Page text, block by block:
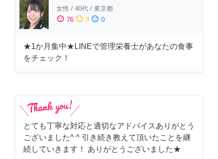
女性 / 40代 / 東京都
sentiment_satisfied 76 sentiment_neutral 3 sentiment_dissatisfied 0
★1か月集中★LINEで管理栄養士があなたの食事
をチェック！
とても丁寧な対応と適切なアドバイスありがとう
ございました^ ^ 引き続き教えて頂いたことを継
続していきます！ ありがとうございました★